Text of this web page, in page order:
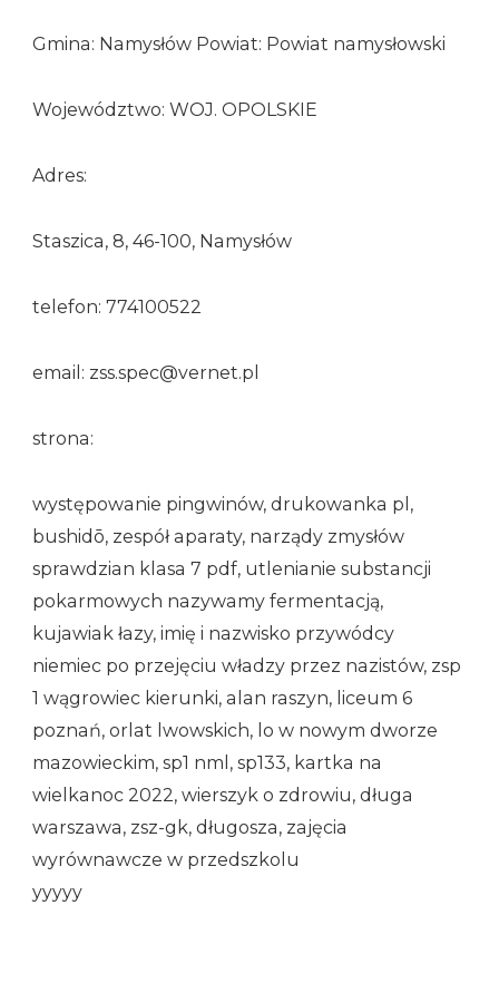
Gmina: Namysłów Powiat: Powiat namysłowski
Województwo: WOJ. OPOLSKIE
Adres:
Staszica, 8, 46-100, Namysłów
telefon: 774100522
email: zss.spec@vernet.pl
strona:
występowanie pingwinów, drukowanka pl,
bushidō, zespół aparaty, narządy zmysłów
sprawdzian klasa 7 pdf, utlenianie substancji
pokarmowych nazywamy fermentacją,
kujawiak łazy, imię i nazwisko przywódcy
niemiec po przejęciu władzy przez nazistów, zsp
1 wągrowiec kierunki, alan raszyn, liceum 6
poznań, orlat lwowskich, lo w nowym dworze
mazowieckim, sp1 nml, sp133, kartka na
wielkanoc 2022, wierszyk o zdrowiu, długa
warszawa, zsz-gk, długosza, zajęcia
wyrównawcze w przedszkolu
yyyyy